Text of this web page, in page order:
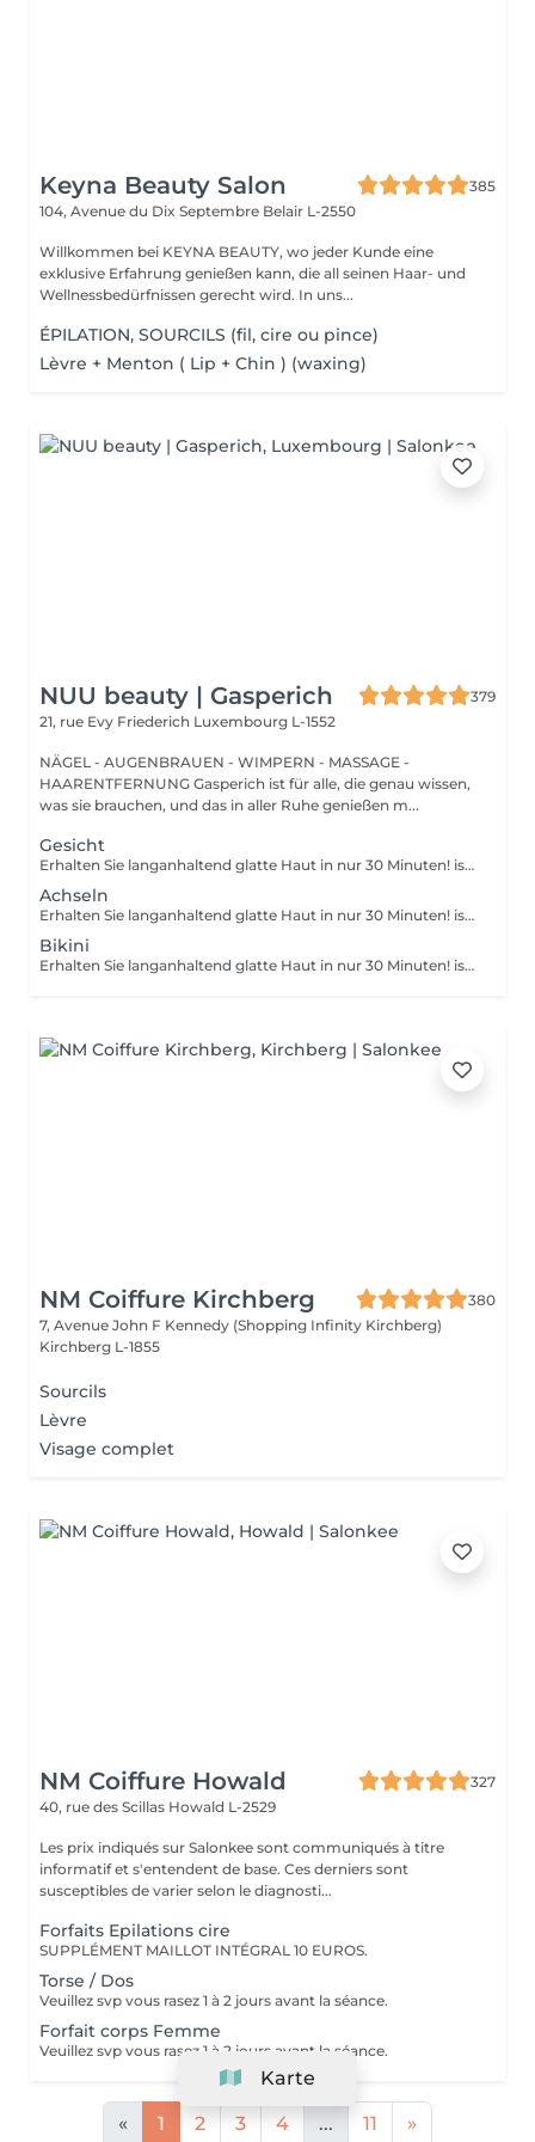
Keyna Beauty Salon
385
104, Avenue du Dix Septembre Belair L-2550
Willkommen bei KEYNA BEAUTY, wo jeder Kunde eine
exklusive Erfahrung genießen kann, die all seinen Haar- und
Wellnessbedürfnissen gerecht wird. In uns...
ÉPILATION, SOURCILS (fil, cire ou pince)
Lèvre + Menton ( Lip + Chin ) (waxing)
NUU beauty | Gasperich
379
21, rue Evy Friederich Luxembourg L-1552
NÄGEL - AUGENBRAUEN - WIMPERN - MASSAGE -
HAARENTFERNUNG Gasperich ist für alle, die genau wissen,
was sie brauchen, und das in aller Ruhe genießen m...
Gesicht
Erhalten Sie langanhaltend glatte Haut in nur 30 Minuten! ist eine Methode zur Haarentfernung, bei der die Haare mitsamt der Haarfollikel mit warmem Wachs herausgezogen werden. Wie wird die Wachs-Epilation durchgeführt? - Vorbereitung (die Kosmetikerin trägt eine spezielle antiseptische Lotion auf die Haut auf) - Wachs wird aufgetragen (die Wachsmischung wird auf eine bestimmte Temperatur erhitzt und anschließend mit einem Holzspatel auf die Haut aufgetragen) - Enthaarung (nachdem das Wachs ausgehärtet ist, entfernt die Kosmetikerin die Wachsstreifen mit den Haaren durch scharfe Bewegungen) - Wachsreste werden entfernt (Wachsreste werden entfernt und Aloe-Vera-Creme wird aufgetragen) Altersbeschränkungen: empfohlenes Mindestalter ab 14 Jahren. Empfehlungen nach dem Eingriff: es wird empfohlen, innerhalb von 12 Stunden nach dem Eingriff kein heißes Bad zu nehmen, keine Sauna zu besuchen und nicht im Pool zu schwimmen, da dies zu Reizungen führen kann. Frequenz: einmal in 4 Wochen.
Achseln
Erhalten Sie langanhaltend glatte Haut in nur 30 Minuten! ist eine Methode zur Haarentfernung, bei der die Haare mitsamt der Haarfollikel mit warmem Wachs herausgezogen werden. Wie wird die Wachs-Epilation durchgeführt? - Vorbereitung (die Kosmetikerin trägt eine spezielle antiseptische Lotion auf die Haut auf) - Wachs wird aufgetragen (die Wachsmischung wird auf eine bestimmte Temperatur erhitzt und anschließend mit einem Holzspatel auf die Haut aufgetragen) - Enthaarung (nachdem das Wachs ausgehärtet ist, entfernt die Kosmetikerin die Wachsstreifen mit den Haaren durch scharfe Bewegungen) - Wachsreste werden entfernt (Wachsreste werden entfernt und Aloe-Vera-Creme wird aufgetragen) Altersbeschränkungen: empfohlenes Mindestalter ab 14 Jahren. Empfehlungen nach dem Eingriff: es wird empfohlen, innerhalb von 12 Stunden nach dem Eingriff kein heißes Bad zu nehmen, keine Sauna zu besuchen und nicht im Pool zu schwimmen, da dies zu Reizungen führen kann. Frequenz: einmal in 4 Wochen.
Bikini
Erhalten Sie langanhaltend glatte Haut in nur 30 Minuten! ist eine Methode zur Haarentfernung, bei der die Haare mitsamt der Haarfollikel mit warmem Wachs herausgezogen werden. Wie wird die Wachs-Epilation durchgeführt? - Vorbereitung (die Kosmetikerin trägt eine spezielle antiseptische Lotion auf die Haut auf) - Wachs wird aufgetragen (die Wachsmischung wird auf eine bestimmte Temperatur erhitzt und anschließend mit einem Holzspatel auf die Haut aufgetragen) - Enthaarung (nachdem das Wachs ausgehärtet ist, entfernt die Kosmetikerin die Wachsstreifen mit den Haaren durch scharfe Bewegungen) - Wachsreste werden entfernt (Wachsreste werden entfernt und Aloe-Vera-Creme wird aufgetragen) Altersbeschränkungen: empfohlenes Mindestalter ab 14 Jahren. Empfehlungen nach dem Eingriff: es wird empfohlen, innerhalb von 12 Stunden nach dem Eingriff kein heißes Bad zu nehmen, keine Sauna zu besuchen und nicht im Pool zu schwimmen, da dies zu Reizungen führen kann. Frequenz: einmal in 4 Wochen.
NM Coiffure Kirchberg
380
7, Avenue John F Kennedy (Shopping Infinity Kirchberg)
Kirchberg L-1855
Sourcils
Lèvre
Visage complet
NM Coiffure Howald
327
40, rue des Scillas Howald L-2529
Les prix indiqués sur Salonkee sont communiqués à titre
informatif et s'entendent de base. Ces derniers sont
susceptibles de varier selon le diagnosti...
Forfaits Epilations cire
SUPPLÉMENT MAILLOT INTÉGRAL 10 EUROS.
Torse / Dos
Veuillez svp vous rasez 1 à 2 jours avant la séance.
Forfait corps Femme
Veuillez svp vous rasez 1 à 2 jours avant la séance.
« 1 2 3 4 ... 11 »
Karte